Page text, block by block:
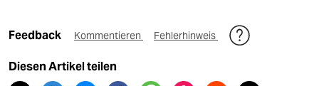
Feedback Kommentieren Fehlerhinweis
Diesen Artikel teilen